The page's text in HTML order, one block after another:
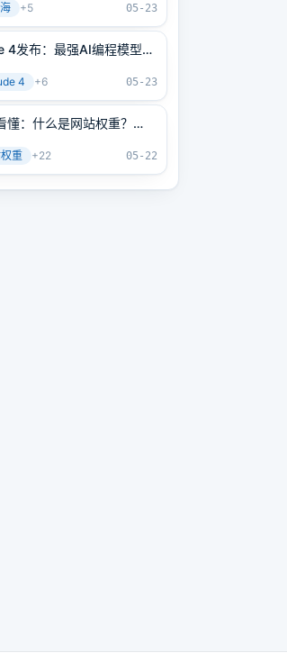
+5 05-23
4发布：最强AI编程模型
4 +6 05-23
懂：什么是网站权重？
创不易）
重 +22 05-22